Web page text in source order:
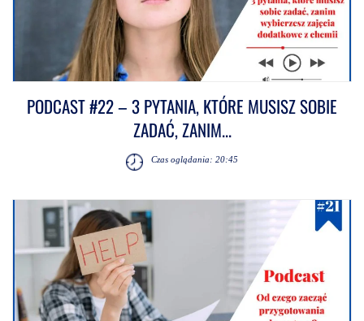
PODCAST #22 – 3 PYTANIA, KTÓRE MUSISZ SOBIE
ZADAĆ, ZANIM...
Czas oglądania: 20:45